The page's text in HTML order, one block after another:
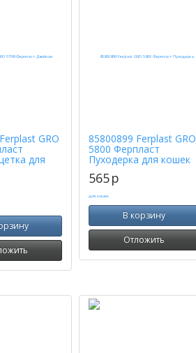
GRO
для
85800899 Ferplast GRO
5800 Ферпласт
Пуходерка для кошек
565p
В корзину
Отложить